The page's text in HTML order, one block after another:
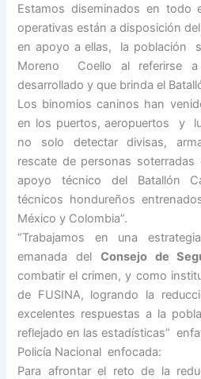
Estamos diseminados en todo
operativas están a disposición
en apoyo a ellas, la población
Moreno Coello al referirse
desarrollado y que brinda el
Los binomios caninos han
en los puertos, aeropuertos y
no solo detectar divisas,
rescate de personas
apoyo técnico del Batallón
técnicos hondureños
México y Colombia”.
“Trabajamos en una
emanada del Consejo de
combatir el crimen, y como
de FUSINA, logrando la
excelentes respuestas a la
reflejado en las estadísticas”
Policía Nacional enfocada:
Para afrontar el reto de la